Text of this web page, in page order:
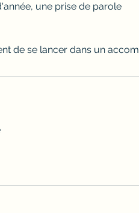
une prise de parole
de se lancer dans un